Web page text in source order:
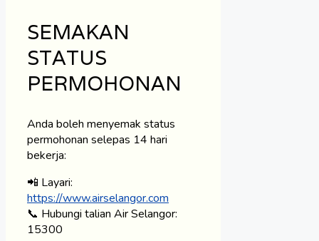
SEMAKAN
STATUS
PERMOHONAN
Anda boleh menyemak status
permohonan selepas 14 hari
bekerja:
📲 Layari:
https://www.airselangor.com
📞 Hubungi talian Air Selangor:
15300